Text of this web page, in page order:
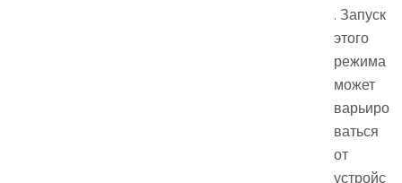
. Запуск
этого
режима
может
варьиро
ваться
от
устройс